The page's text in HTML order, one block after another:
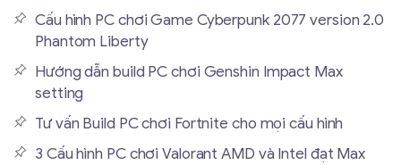
Cấu hình PC chơi Game Cyberpunk 2077 version 2.0
Phantom Liberty
Hướng dẫn build PC chơi Genshin Impact Max
setting
Tư vấn Build PC chơi Fortnite cho mọi cấu hình
3 Cấu hình PC chơi Valorant AMD và Intel đạt Max